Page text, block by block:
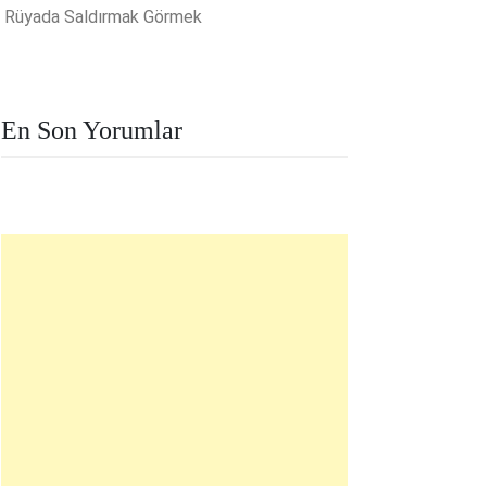
Rüyada Saldırmak Görmek
En Son Yorumlar